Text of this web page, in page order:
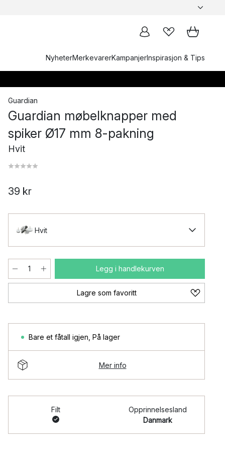
NyheterMerkevarerKampanjerInspirasjon & Tips
Guardian
Guardian møbelknapper med
spiker Ø17 mm 8-pakning
Hvit
39 kr
Hvit
Legg i handlekurven
Lagre som favoritt
Bare et fåtall igjen På lager
Mer info
Filt
Opprinnelsesland
Danmark